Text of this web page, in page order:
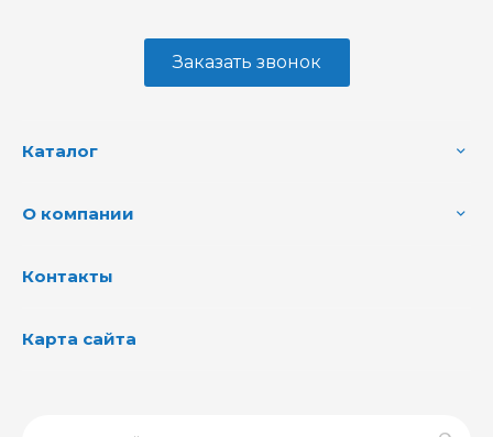
Заказать звонок
Каталог
О компании
Контакты
Карта сайта